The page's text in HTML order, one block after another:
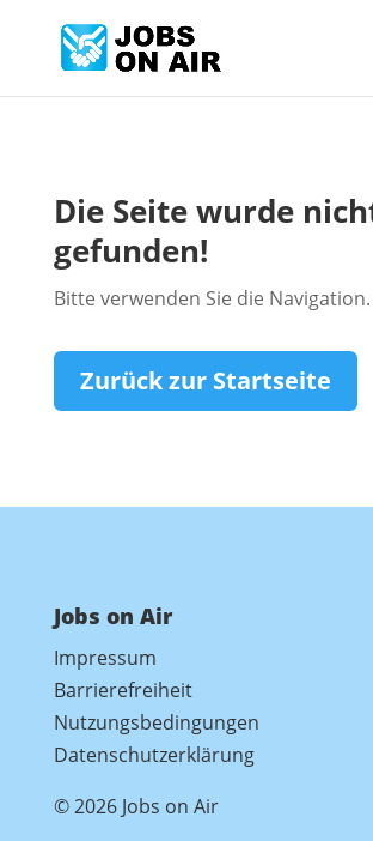
Die Seite wurde
gefunden!
Bitte verwenden Sie die Navigation.
Zurück zur Startseite
Jobs on Air
Impressum
Barrierefreiheit
Nutzungsbedingungen
Datenschutzerklärung
© 2026 Jobs on Air